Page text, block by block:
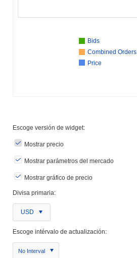
Bids
Combined Orders
Price
Escoge versión de widget:
Mostrar precio
Mostrar parámetros del mercado
Mostrar gráfico de precio
Divisa primaria:
USD
Escoge intérvalo de actualización:
No Interval